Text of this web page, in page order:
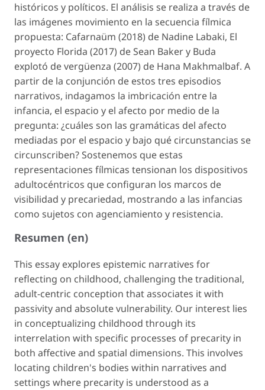
históricos y políticos. El análisis se realiza a través de
las imágenes movimiento en la secuencia fílmica
propuesta: Cafarnaüm (2018) de Nadine Labaki, El
proyecto Florida (2017) de Sean Baker y Buda
explotó de vergüenza (2007) de Hana Makhmalbaf. A
partir de la conjunción de estos tres episodios
narrativos, indagamos la imbricación entre la
infancia, el espacio y el afecto por medio de la
pregunta: ¿cuáles son las gramáticas del afecto
mediadas por el espacio y bajo qué circunstancias se
circunscriben? Sostenemos que estas
representaciones fílmicas tensionan los dispositivos
adultocéntricos que configuran los marcos de
visibilidad y precariedad, mostrando a las infancias
como sujetos con agenciamiento y resistencia.
Resumen (en)
This essay explores epistemic narratives for
reflecting on childhood, challenging the traditional,
adult-centric conception that associates it with
passivity and absolute vulnerability. Our interest lies
in conceptualizing childhood through its
interrelation with specific processes of precarity in
both affective and spatial dimensions. This involves
locating children's bodies within narratives and
settings where precarity is understood as a